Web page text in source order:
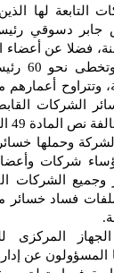
جابر دسوقي
يبلغ عمره 66 سنة، فضلا
تعدوا
الشركات
وحملها
شركات
وجميع الشركات
فساد خسائر
المركزى
المسؤولون عن